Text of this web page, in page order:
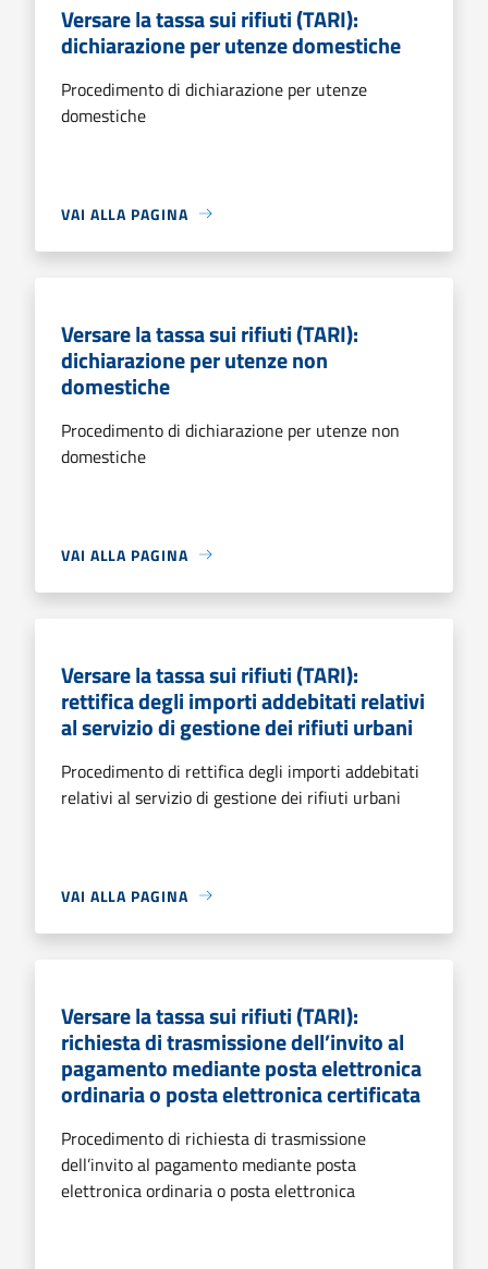
Versare la tassa sui rifiuti (TARI):
dichiarazione per utenze domestiche
Procedimento di dichiarazione per utenze
domestiche
VAI ALLA PAGINA
Versare la tassa sui rifiuti (TARI):
dichiarazione per utenze non
domestiche
Procedimento di dichiarazione per utenze non
domestiche
VAI ALLA PAGINA
Versare la tassa sui rifiuti (TARI):
rettifica degli importi addebitati relativi
al servizio di gestione dei rifiuti urbani
Procedimento di rettifica degli importi addebitati
relativi al servizio di gestione dei rifiuti urbani
VAI ALLA PAGINA
Versare la tassa sui rifiuti (TARI):
richiesta di trasmissione dell’invito al
pagamento mediante posta elettronica
ordinaria o posta elettronica certificata
Procedimento di richiesta di trasmissione
dell’invito al pagamento mediante posta
elettronica ordinaria o posta elettronica